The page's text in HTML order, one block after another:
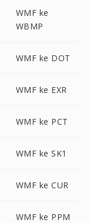
WMF ke
WBMP
WMF ke DOT
WMF ke EXR
WMF ke PCT
WMF ke SK1
WMF ke CUR
WMF ke PPM